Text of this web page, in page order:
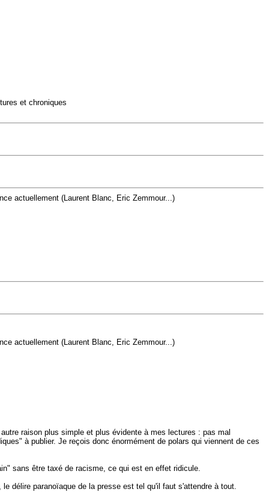
et chroniques
actuellement (Laurent Blanc, Eric Zemmour...)
actuellement (Laurent Blanc, Eric Zemmour...)
raison plus simple et plus évidente à mes lectures : pas mal
à publier. Je reçois donc énormément de polars qui viennent de ces
sans être taxé de racisme, ce qui est en effet ridicule.
délire paranoïaque de la presse est tel qu'il faut s'attendre à tout.